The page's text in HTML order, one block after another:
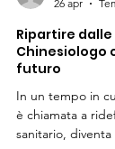
26 apr
Ripartire dalle
Chinesiologo
futuro
In un tempo in